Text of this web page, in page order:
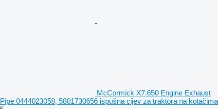
McCormick X7.650 Engine Exhaust
Pipe 0444023058, 5801730656 ispušna cijev za traktora na kotačima